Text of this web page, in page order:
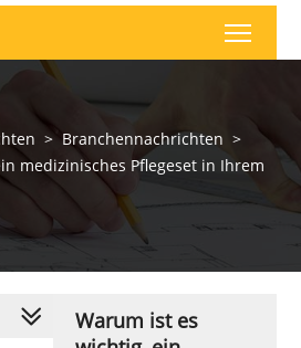
> Branchennachrichten >
medizinisches Pflegeset in Ihrem
Warum ist es